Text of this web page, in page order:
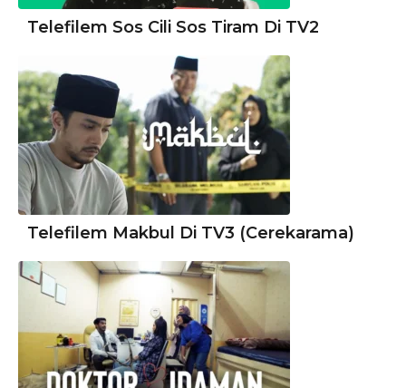
Telefilem Sos Cili Sos Tiram Di TV2
Telefilem Makbul Di TV3 (Cerekarama)